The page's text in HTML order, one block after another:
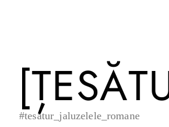
#tesatur_jaluzelele_romane